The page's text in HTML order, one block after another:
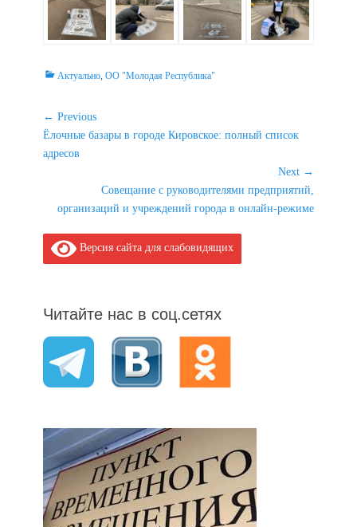
Categories
Актуально, ОО "Молодая Республика"
Навигация
по
записям
← Previous
Previous
post:
Ёлочные базары в городе Кировское: полный список
адресов
Next →
post:
Совещание с руководителями предприятий,
организаций и учреждений города в онлайн-режиме
Версия сайта для слабовидящих
Читайте нас в соц.сетях